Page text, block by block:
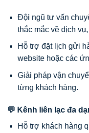
Đội ngũ tư vấn
thắc mắc về dịch
Hỗ trợ đặt lịch gửi
website hoặc các
Giải pháp vận
từng khách hàng.
💬 Kênh liên lạc đa
Hỗ trợ khách hàng